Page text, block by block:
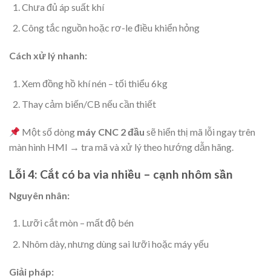
Chưa đủ áp suất khí
Công tắc nguồn hoặc rơ-le điều khiển hỏng
Cách xử lý nhanh:
Xem đồng hồ khí nén – tối thiểu 6kg
Thay cảm biến/CB nếu cần thiết
Một số dòng máy CNC 2 đầu sẽ hiển thị mã lỗi ngay trên
màn hình HMI → tra mã và xử lý theo hướng dẫn hãng.
Lỗi 4: Cắt có ba via nhiều – cạnh nhôm sần
Nguyên nhân:
Lưỡi cắt mòn – mất độ bén
Nhôm dày, nhưng dùng sai lưỡi hoặc máy yếu
Giải pháp: